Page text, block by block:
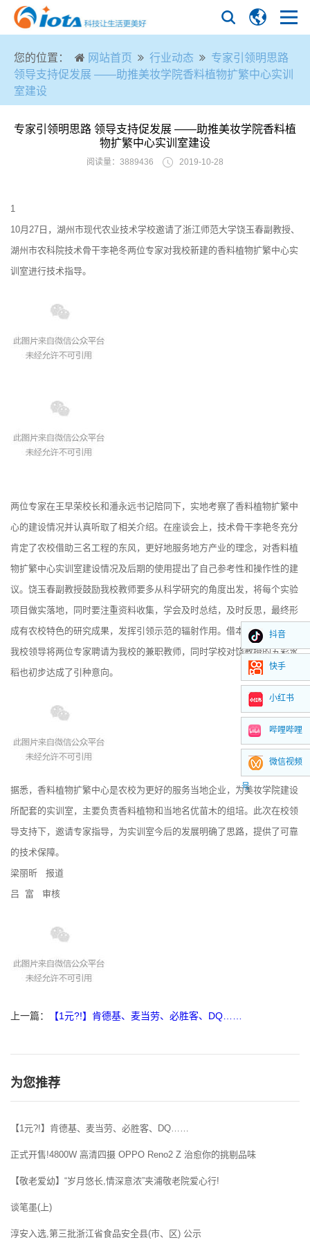
您的位置： 网站首页 行业动态
专家引领明思路
领导支持促发展 ——助推美妆学院香料植物扩繁中心实训
室建设
专家引领明思路 领导支持促发展 ——助推美妆学院香料植
物扩繁中心实训室建设
阅读量：3889436 2019-10-28
1
10月27日，湖州市现代农业技术学校邀请了浙江师范大学饶玉春副教授、
湖州市农科院技术骨干李艳冬两位专家对我校新建的香料植物扩繁中心实
训室进行技术指导。
两位专家在王早荣校长和潘永远书记陪同下，实地考察了香料植物扩繁中
心的建设情况并认真听取了相关介绍。在座谈会上，技术骨干李艳冬充分
肯定了农校借助三名工程的东风，更好地服务地方产业的理念，对香料植
物扩繁中心实训室建设情况及后期的使用提出了自己参考性和操作性的建
议。饶玉春副教授鼓励我校教师要多从科学研究的角度出发，将每个实验
项目做实落地，同时要注重资料收集，学会及时总结，及时反思，最终形
成有农校特色的研究成果，发挥引领示范的辐射作用。借本次指导机会，
我校领导将两位专家聘请为我校的兼职教师，同时学校对饶教授的五彩水
稻也初步达成了引种意向。
据悉，香料植物扩繁中心是农校为更好的服务当地企业，为美妆学院建设
所配套的实训室，主要负责香料植物和当地名优苗木的组培。此次在校领
导支持下，邀请专家指导，为实训室今后的发展明确了思路，提供了可靠
的技术保障。
梁丽昕 报道
吕 富 审核
上一篇： 【1元?!】肯德基、麦当劳、必胜客、DQ……
为您推荐
【1元?!】肯德基、麦当劳、必胜客、DQ……
正式开售!4800W 高清四摄 OPPO Reno2 Z 治愈你的挑剔品味
【敬老爱幼】“岁月悠长,情深意浓”夹浦敬老院爱心行!
谈笔墨(上)
淳安入选,第三批浙江省食品安全县(市、区) 公示
抖音
快手
小红书
哔哩哔哩
微信视频
号